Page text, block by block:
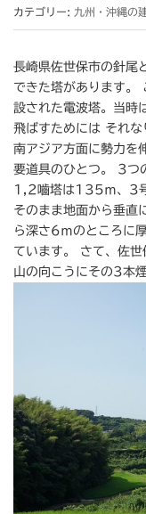
カテゴリー: 九州・沖縄の
長崎県佐世保市の針尾
できた塔があります。
設された電波塔。当時
飛ばすためには それ
南アジア方面に勢力を
要道具のひとつ。 3つ
1,2嚙塔は135ｍ、3
そのまま地面から垂直
ら深さ6ｍのところに
ています。 さて、佐世
山の向こうにその3本